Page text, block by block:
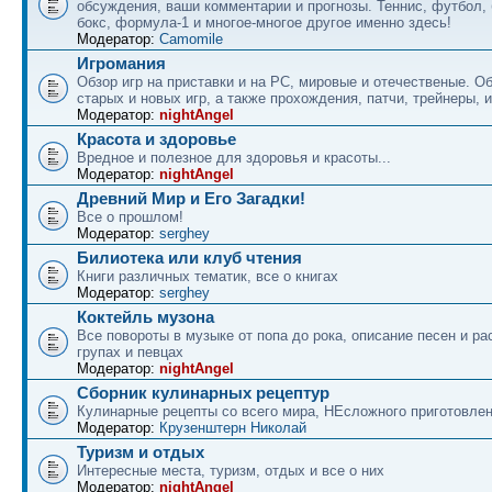
обсуждения, ваши комментарии и прогнозы. Теннис, футбол,
бокс, формула-1 и многое-многое другое именно здесь!
Модератор: Camomile
Игромания
Обзор игр на приставки и на PC, мировые и отечественые.
старых и новых игр, а также прохождения, патчи, трейнеры,
Модератор: nightAngel
Красота и здоровье
Вредное и полезное для здоровья и красоты...
Модератор: nightAngel
Древний Мир и Его Загадки!
Все о прошлом!
Модератор: serghey
Билиотека или клуб чтения
Книги различных тематик, все о книгах
Модератор: serghey
Коктейль музона
Все повороты в музыке от попа до рока, описание песен и
групах и певцах
Модератор: nightAngel
Сборник кулинарных рецептур
Кулинарные рецепты со всего мира, НЕсложного
Модератор: Крузенштерн Николай
Туризм и отдых
Интересные места, туризм, отдых и все о них
Модератор: nightAngel